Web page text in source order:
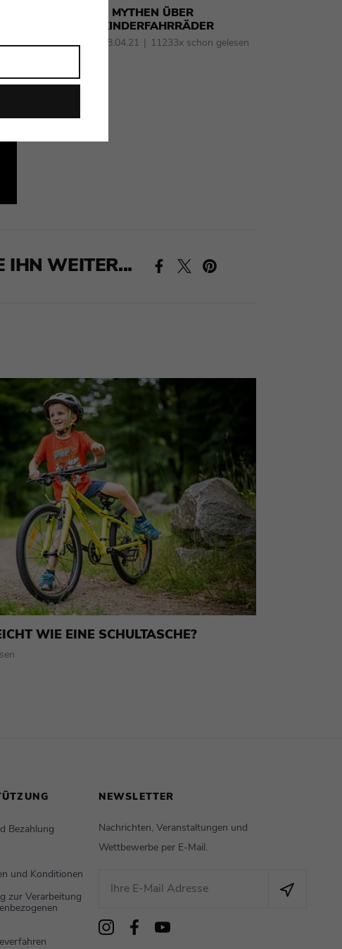
6 MYTHEN ÜBER
KINDERFAHRRÄDER
28.04.21 11233x schon gelesen
IHN WEITER...
WIE EINE SCHULTASCHE?
Bezahlung
und Konditionen
zur Verarbeitung
NEWSLETTER
Nachrichten, Veranstaltungen und
Wettbewerbe per E-Mail.